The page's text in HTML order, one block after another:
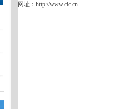
网址： http://www.cic.cn